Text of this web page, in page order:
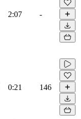
2:07 -
0:21 146